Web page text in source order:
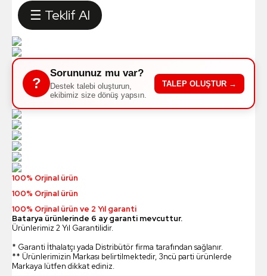
☰ Teklif Al
?
Sorununuz mu var?
Destek talebi oluşturun,
ekibimiz size dönüş yapsın.
TALEP OLUŞTUR →
100% Orjinal ürün
100% Orjinal ürün
100% Orjinal ürün ve 2 Yıl garanti
Batarya ürünlerinde 6 ay garanti mevcuttur.
Ürünlerimiz 2 Yıl Garantilidir.
* Garanti İthalatçı yada Distribütör firma tarafından sağlanır.
** Ürünlerimizin Markası belirtilmektedir, 3ncü parti ürünlerde
Markaya lütfen dikkat ediniz.